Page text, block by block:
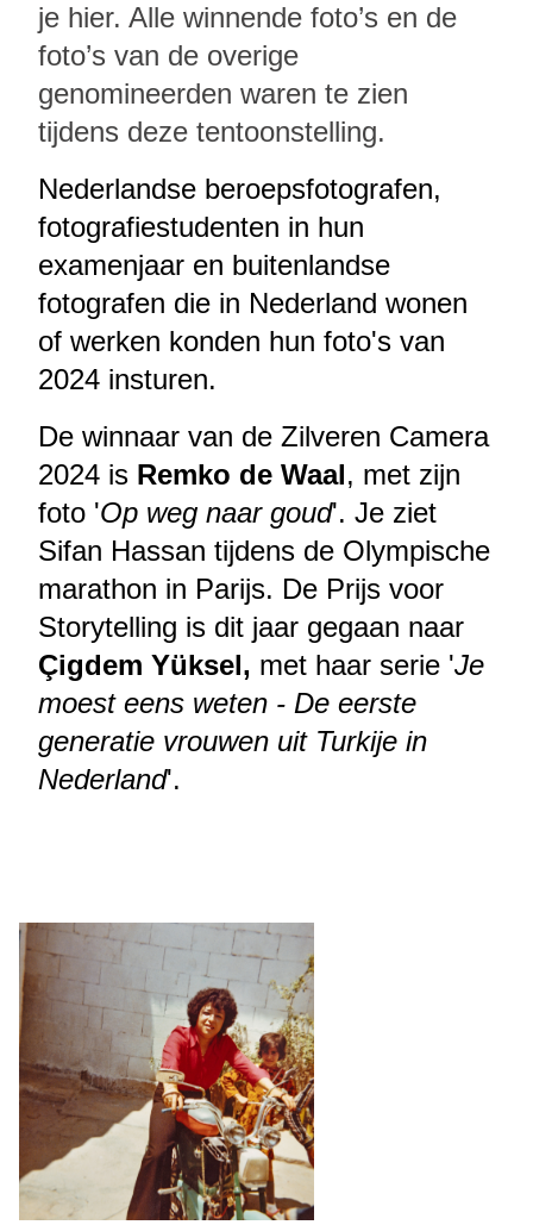
je hier. Alle winnende foto’s en de
foto’s van de overige
genomineerden waren te zien
tijdens deze tentoonstelling.
Nederlandse beroepsfotografen,
fotografiestudenten in hun
examenjaar en buitenlandse
fotografen die in Nederland wonen
of werken konden hun foto's van
2024 insturen.
De winnaar van de Zilveren Camera
2024 is Remko de Waal, met zijn
foto 'Op weg naar goud'. Je ziet
Sifan Hassan tijdens de Olympische
marathon in Parijs. De Prijs voor
Storytelling is dit jaar gegaan naar
Çigdem Yüksel, met haar serie 'Je
moest eens weten - De eerste
generatie vrouwen uit Turkije in
Nederland'.